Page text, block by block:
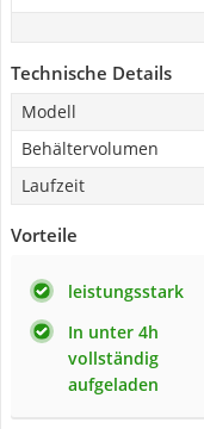
Technische Details
Modell
Behältervolumen
Laufzeit
Vorteile
leistungsstark
In unter 4h
vollständig
aufgeladen